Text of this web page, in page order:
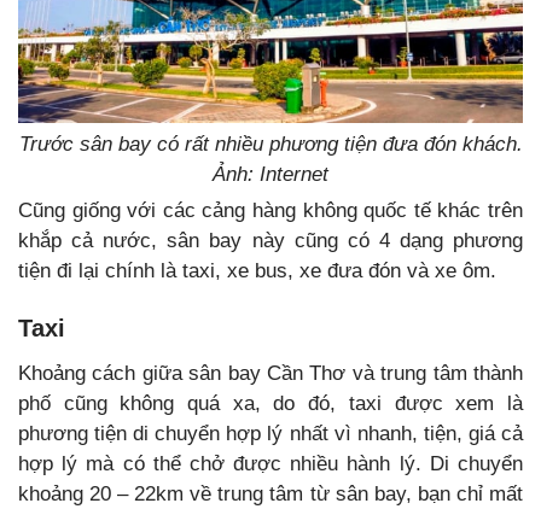
Trước sân bay có rất nhiều phương tiện đưa đón khách.
Ảnh: Internet
Cũng giống với các cảng hàng không quốc tế khác trên
khắp cả nước, sân bay này cũng có 4 dạng phương
tiện đi lại chính là taxi, xe bus, xe đưa đón và xe ôm.
Taxi
Khoảng cách giữa sân bay Cần Thơ và trung tâm thành
phố cũng không quá xa, do đó, taxi được xem là
phương tiện di chuyển hợp lý nhất vì nhanh, tiện, giá cả
hợp lý mà có thể chở được nhiều hành lý. Di chuyển
khoảng 20 – 22km về trung tâm từ sân bay, bạn chỉ mất